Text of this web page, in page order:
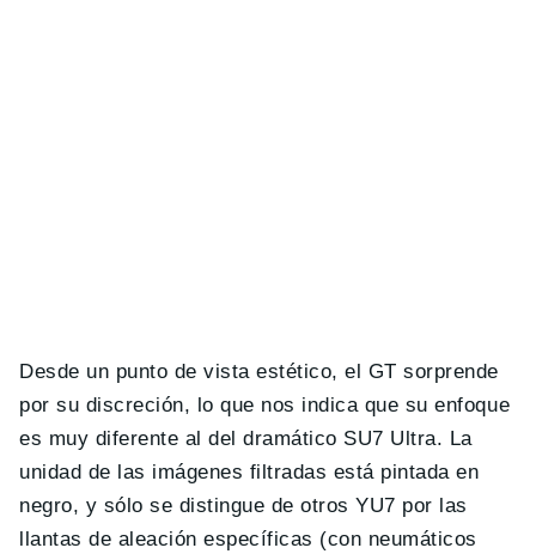
Desde un punto de vista estético, el GT sorprende
por su discreción, lo que nos indica que su enfoque
es muy diferente al del dramático SU7 Ultra. La
unidad de las imágenes filtradas está pintada en
negro, y sólo se distingue de otros YU7 por las
llantas de aleación específicas (con neumáticos